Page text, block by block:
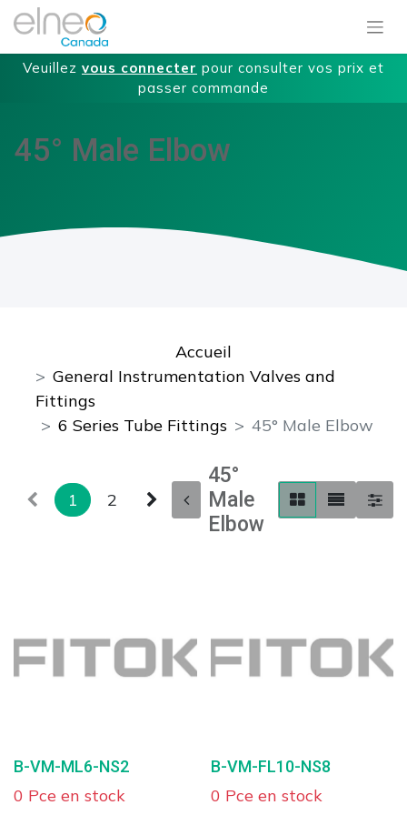
Veuillez vous connecter pour consulter vos prix et
passer commande
45° Male Elbow
Accueil
General Instrumentation Valves and
Fittings
6 Series Tube Fittings
45° Male Elbow
1 2
45°
Male
Elbow
B-VM-ML6-NS2
0 Pce en stock
B-VM-FL10-NS8
0 Pce en stock